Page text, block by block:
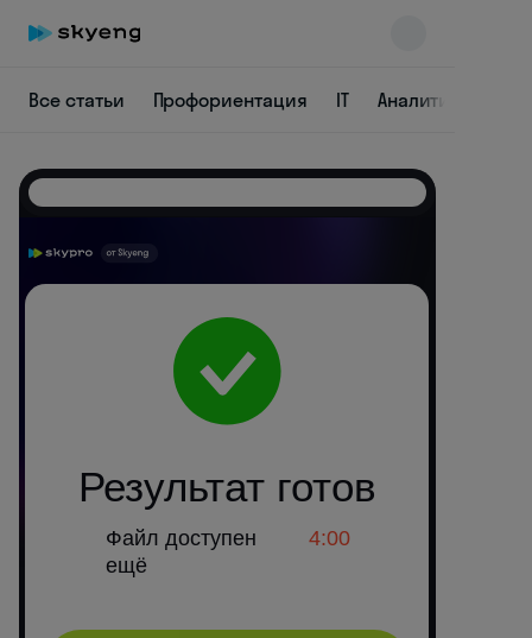
Все статьи Профориентация IT Аналитика